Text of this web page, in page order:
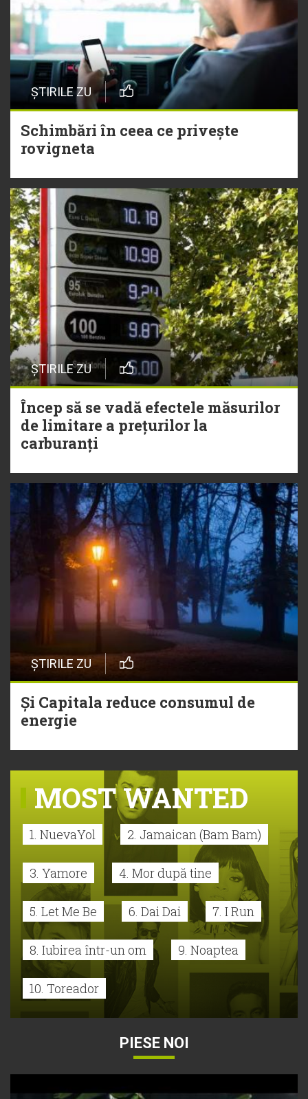
ȘTIRILE ZU
Schimbări în ceea ce privește
rovigneta
ȘTIRILE ZU
Încep să se vadă efectele măsurilor
de limitare a prețurilor la
carburanți
ȘTIRILE ZU
Și Capitala reduce consumul de
energie
MOST WANTED
1. NuevaYol 2. Jamaican (Bam Bam)
3. Yamore 4. Mor după tine
5. Let Me Be 6. Dai Dai 7. I Run
8. Iubirea într-un om 9. Noaptea
10. Toreador
PIESE NOI